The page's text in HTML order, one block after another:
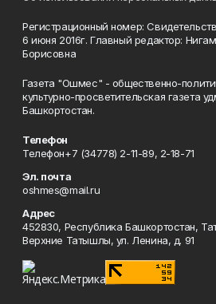
Регистрационный номер:
6 июня 2016г. Главный редактор:
Борисовна
Газета "Ошмес" - общественно-
культурно-просветительская газета
Башкортостан.
Телефон
Телефон+7 (34778) 2-11-89, 2-18-71
Эл. почта
oshmes@mail.ru
Адрес
452830, Республика Башкортостан,
Верхние Татышлы, ул. Ленина, д. 91